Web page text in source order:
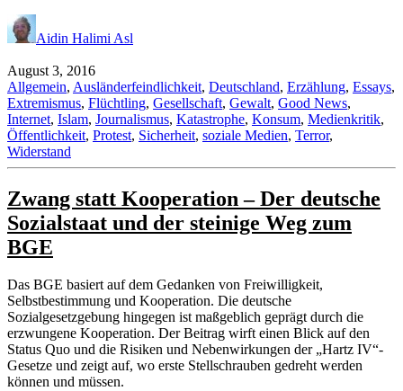
Aidin Halimi Asl
August 3, 2016
Allgemein, Ausländerfeindlichkeit, Deutschland, Erzählung, Essays,
Extremismus, Flüchtling, Gesellschaft, Gewalt, Good News,
Internet, Islam, Journalismus, Katastrophe, Konsum, Medienkritik,
Öffentlichkeit, Protest, Sicherheit, soziale Medien, Terror,
Widerstand
Zwang statt Kooperation – Der deutsche
Sozialstaat und der steinige Weg zum
BGE
Das BGE basiert auf dem Gedanken von Freiwilligkeit,
Selbstbestimmung und Kooperation. Die deutsche
Sozialgesetzgebung hingegen ist maßgeblich geprägt durch die
erzwungene Kooperation. Der Beitrag wirft einen Blick auf den
Status Quo und die Risiken und Nebenwirkungen der „Hartz IV“-
Gesetze und zeigt auf, wo erste Stellschrauben gedreht werden
können und müssen.